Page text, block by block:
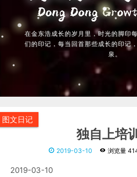
在金东浩成长的岁月里，时光的脚印
们的印记，每当回首那些成长的印记
泉。
图文日记
独自上培
2019-03-10 浏览量
2019-03-10